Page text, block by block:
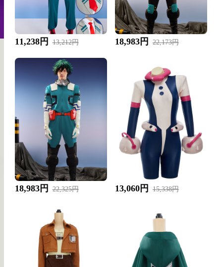
11,238円 13,212円 18,983円 22,173円
18,983円 22,325円 13,060円 15,338円